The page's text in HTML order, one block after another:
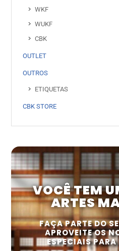
WKF
WUKF
CBK
OUTLET
OUTROS
ETIQUETAS
CBK STORE
VOCÊ TEM
ARTES
FAÇA PARTE DO
APROVEITE OS
ESPECIAIS PARA